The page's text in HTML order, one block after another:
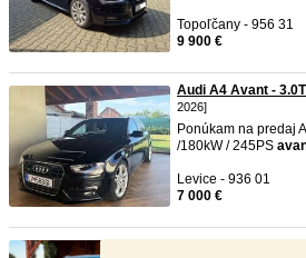
Topoľčany - 956 31
9 900 €
Audi A4 Avant -
2026]
Ponúkam na predaj
/180kW / 245PS
Levice - 936 01
7 000 €